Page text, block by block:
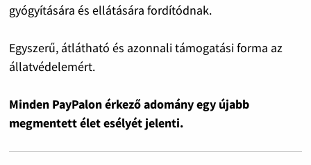
gyógyítására és ellátására fordítódnak.
Egyszerű, átlátható és azonnali támogatási forma az
állatvédelemért.
Minden PayPalon érkező adomány egy újabb
megmentett élet esélyét jelenti.